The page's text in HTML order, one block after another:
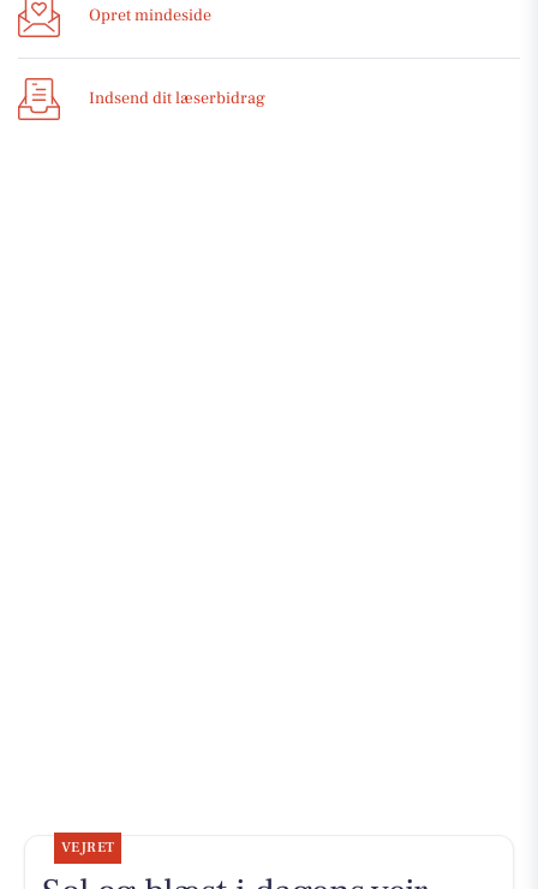
Opret mindeside
Indsend dit læserbidrag
VEJRET